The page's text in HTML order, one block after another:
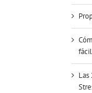
Las